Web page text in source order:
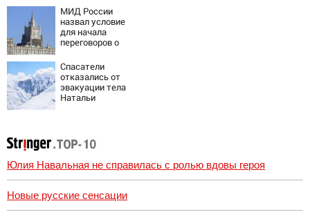
отклики
читателей
МИД России
назвал условие
для начала
переговоров о
Спасатели
отказались от
эвакуации тела
Натальи
Юлия Навальная не справилась с ролью вдовы героя
Новые русские сенсации